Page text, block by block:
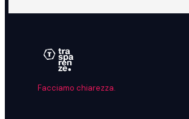
Facciamo chiarezza.